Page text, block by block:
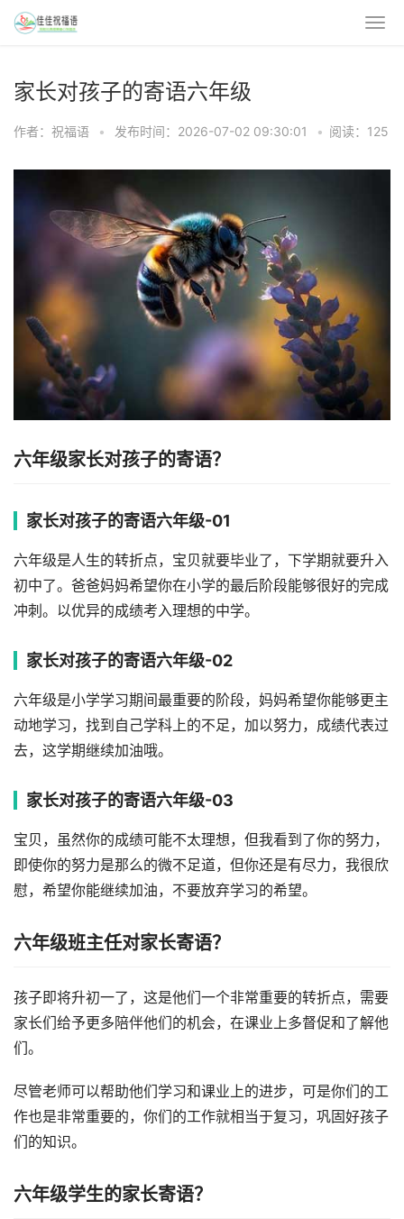
家长对孩子的寄语六年级
作者：祝福语 • 发布时间：2026-07-02 09:30:01 • 阅读：125
六年级家长对孩子的寄语？
家长对孩子的寄语六年级-01
六年级是人生的转折点，宝贝就要毕业了，下学期就要升入
初中了。爸爸妈妈希望你在小学的最后阶段能够很好的完成
冲刺。以优异的成绩考入理想的中学。
家长对孩子的寄语六年级-02
六年级是小学学习期间最重要的阶段，妈妈希望你能够更主
动地学习，找到自己学科上的不足，加以努力，成绩代表过
去，这学期继续加油哦。
家长对孩子的寄语六年级-03
宝贝，虽然你的成绩可能不太理想，但我看到了你的努力，
即使你的努力是那么的微不足道，但你还是有尽力，我很欣
慰，希望你能继续加油，不要放弃学习的希望。
六年级班主任对家长寄语？
孩子即将升初一了，这是他们一个非常重要的转折点，需要
家长们给予更多陪伴他们的机会，在课业上多督促和了解他
们。
尽管老师可以帮助他们学习和课业上的进步，可是你们的工
作也是非常重要的，你们的工作就相当于复习，巩固好孩子
们的知识。
六年级学生的家长寄语？